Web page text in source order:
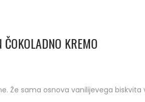
KREMO
Že sama osnova vanilijevega biskvita